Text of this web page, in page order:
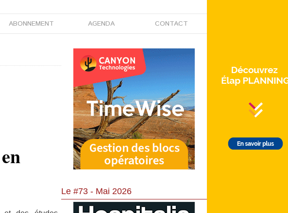
ABONNEMENT AGENDA CONTACT
Le #73 - Mai 2026